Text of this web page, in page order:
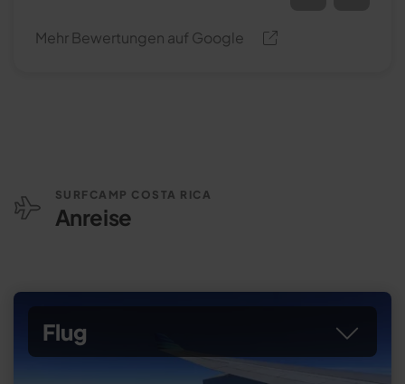
Mehr Bewertungen auf Google
SURFCAMP COSTA RICA
Anreise
Flug